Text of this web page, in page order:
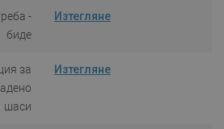
-
биде
Изтегляне
за
шаси
Изтегляне